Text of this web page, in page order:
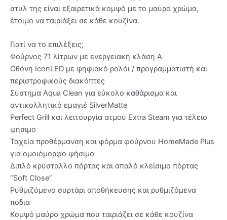
στυλ της είναι εξαιρετικά κομψό με το μαύρο χρώμα,
έτοιμο να ταιριάξει σε κάθε κουζίνα.
Γιατί να το επιλέξεις;
Φούρνος 71 λίτρων με ενεργειακή κλάση A
Οθόνη IconLED με ψηφιακό ρολόι / προγραμματιστή και
περιστροφικούς διακόπτες
Σύστημα Aqua Clean για εύκολο καθάρισμα και
αντικολλητικό εμαγιέ SilverMatte
Perfect Grill και λειτουργία ατμού Extra Steam για τέλειο
ψήσιμο
Ταχεία προθέρμανση και φόρμα φούρνου HomeMade Plus
για ομοιόμορφο ψήσιμο
Διπλό κρύσταλλο πόρτας και απαλό κλείσιμο πόρτας
“Soft Close”
Ρυθμιζόμενο συρτάρι αποθήκευσης και ρυθμιζόμενα
πόδια
Κομψό μαύρο χρώμα που ταιριάζει σε κάθε κουζίνα